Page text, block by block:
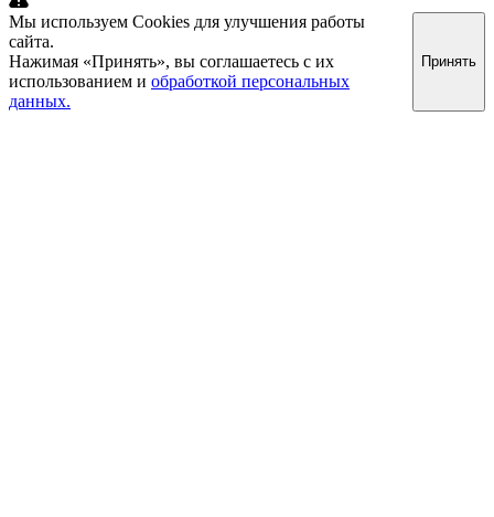
Мы используем Cookies для улучшения работы
сайта.
Нажимая «Принять», вы соглашаетесь с их
использованием и обработкой персональных
данных.
Принять